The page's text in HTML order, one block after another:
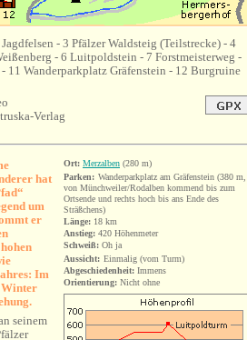
- 3 Pfälzer Waldsteig (Teilstrecke) - 4
- 6 Luitpoldstein - 7 Forstmeisterweg -
11 Wanderparkplatz Gräfenstein - 12 Burgruine
Verlag
hat
um
er
Im
Winter
seinem
Ort: Merzalben (280 m)
Parken: Wanderparkplatz am Gräfenstein (380 m,
von Münchweiler/Rodalben kommend bis zum
Ortsende und rechts hoch bis ans Ende des
Sträßchens)
Länge: 18 km
Anstieg: 420 Höhenmeter
Schweiß: Oh ja
Aussicht: Einmalig (vom Turm)
Abgeschiedenheit: Immens
Orientierung: Nicht ohne